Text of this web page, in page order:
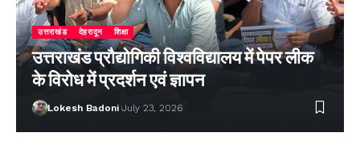
उत्तराखंड देहरादून शिक्षा
उत्तराखंड प्रौद्योगिकी विश्वविद्यालय में पेपर लीक
के विरोध में प्रदर्शन एवं ज्ञापन
Lokesh Badoni July 23, 2026